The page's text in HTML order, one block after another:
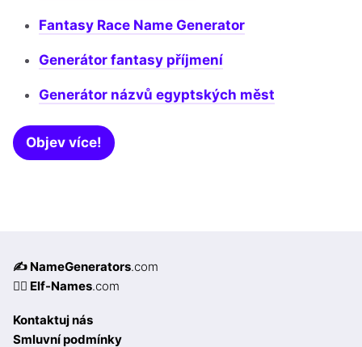
Fantasy Race Name Generator
Generátor fantasy příjmení
Generátor názvů egyptských měst
Objev více!
✍️ NameGenerators.com
🧝‍♀️ Elf-Names.com
Kontaktuj nás
Smluvní podmínky